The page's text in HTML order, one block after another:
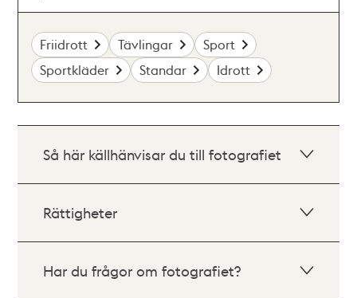
Friidrott Tävlingar
Sport
Sportkläder
Standar Idrott
Så här källhänvisar du till fotografiet
Rättigheter
Har du frågor om fotografiet?